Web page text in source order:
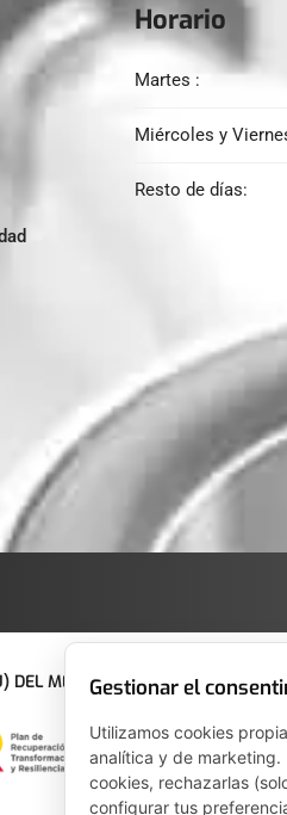
Horario
Martes :
Miércoles y
Resto de días:
MECANISMO DE
Gestionar el
Utilizamos cookies
analítica y de
cookies, rechazarlas
configurar tus